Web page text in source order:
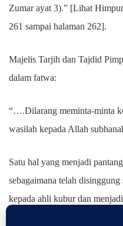
Zumar ayat 3).” [Lihat
261 sampai halaman 262].
Majelis Tarjih dan Tajdid
dalam fatwa:
“….Dilarang meminta-minta
wasilah kepada Allah
Satu hal yang menjadi
sebagaimana telah
kepada ahli kubur dan